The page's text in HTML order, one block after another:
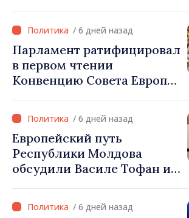
«Мы не можем остановить
процесс» / 6 дней назад
Парламент ратифицировал
в первом чтении
Конвенцию Совета Европы
производстве
аудиовизуальных
произведений в формате
сериалов
/ 6 дней назад
Европейский путь
Республики Молдова
обсудили Василе Тофан и
Ирландии
/ 6 дней назад